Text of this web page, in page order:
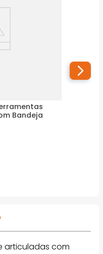
Bandeja
articuladas com